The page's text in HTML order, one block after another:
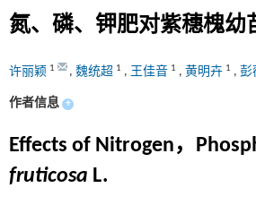
氮、磷、钾肥对紫穗槐幼
许丽颖 1 , 魏统超 1 , 王佳音 1 , 黄明卉 1 , 彭
作者信息 +
Effects of Nitrogen，
fruticosa L.